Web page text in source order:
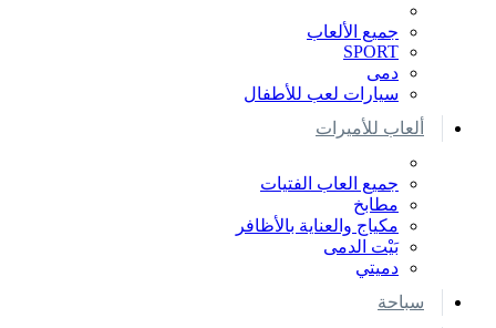
جميع الألعاب
SPORT
دمى
سيارات لعب للأطفال
ألعاب للأميرات
جميع العاب الفتيات
مطابخ
مكياج والعناية بالأظافر
بَيْت الدمى
دميتي
سباحة